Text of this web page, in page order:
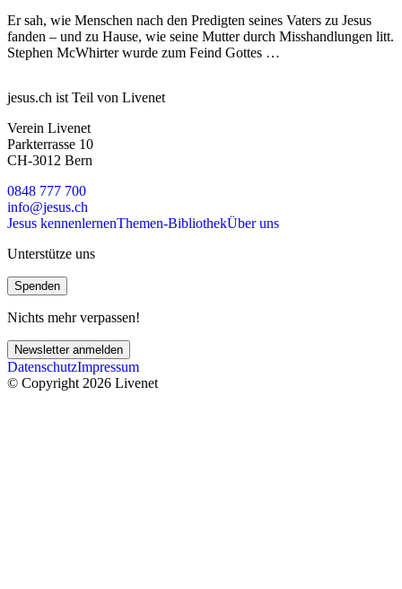
Er sah, wie Menschen nach den Predigten seines Vaters zu Jesus
fanden – und zu Hause, wie seine Mutter durch Misshandlungen litt.
Stephen McWhirter wurde zum Feind Gottes …
jesus.ch ist Teil von Livenet
Verein Livenet
Parkterrasse 10
CH-3012 Bern
0848 777 700
info@jesus.ch
Jesus kennenlernenThemen-BibliothekÜber uns
Unterstütze uns
Spenden
Nichts mehr verpassen!
Newsletter anmelden
DatenschutzImpressum
© Copyright 2026 Livenet